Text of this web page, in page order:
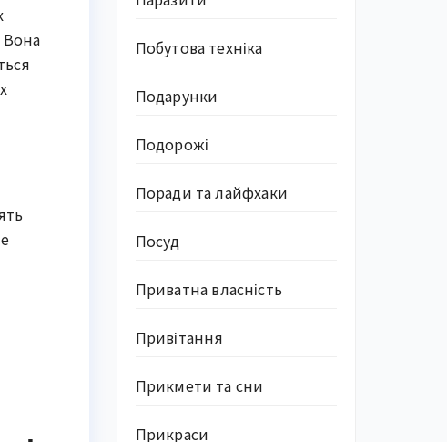
Вона
Побутова техніка
Подарунки
Подорожі
Поради та лайфхаки
Посуд
Приватна власність
Привітання
Прикмети та сни
Прикраси